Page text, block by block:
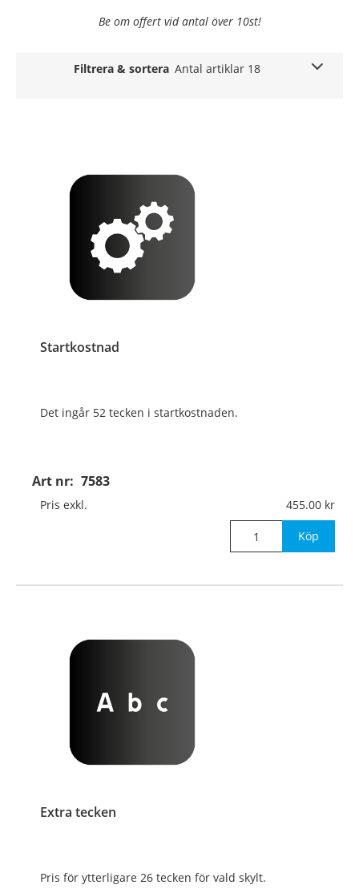
Be om offert vid antal över 10st!
Filtrera & sortera Antal artiklar 18
Startkostnad
Art nr: 7583
Det ingår 52 tecken i startkostnaden.
Pris exkl. 455.00
Köp
Extra tecken
Pris för ytterligare 26 tecken för vald skylt.